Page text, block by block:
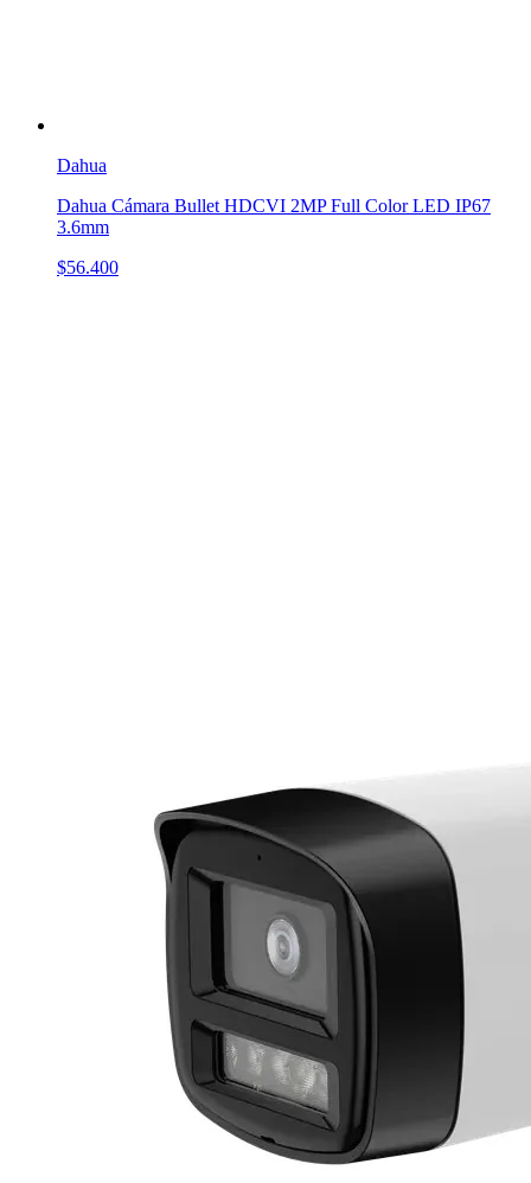
Dahua
Dahua Cámara Bullet HDCVI 2MP Full Color LED IP67
3.6mm
$56.400